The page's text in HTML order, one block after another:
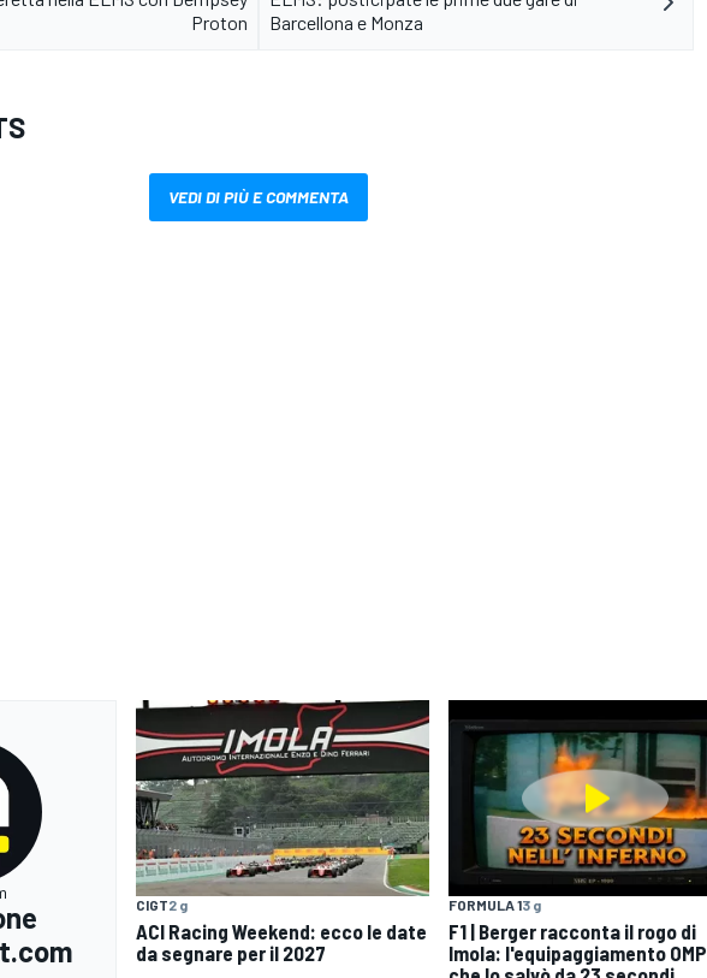
Proton
Barcellona e Monza
VEDI DI PIÙ E COMMENTA
CIGT2 g
ACI Racing Weekend: ecco le date
da segnare per il 2027
FORMULA 13 g
F1 | Berger racconta il rogo di
Imola: l'equipaggiamento OMP